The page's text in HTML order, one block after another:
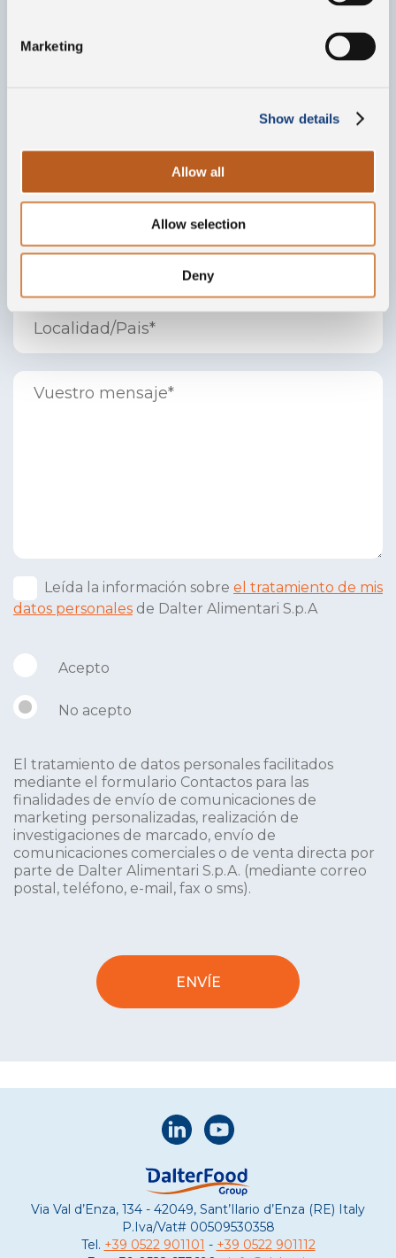
Marketing
Show details
Allow all
Allow selection
Deny
Leída la información sobre el tratamiento de mis
datos personales de Dalter Alimentari S.p.A
Acepto
No acepto
El tratamiento de datos personales facilitados
mediante el formulario Contactos para las
finalidades de envío de comunicaciones de
marketing personalizadas, realización de
investigaciones de marcado, envío de
comunicaciones comerciales o de venta directa por
parte de Dalter Alimentari S.p.A. (mediante correo
postal, teléfono, e-mail, fax o sms).
Via Val d’Enza, 134 - 42049, Sant’Ilario d’Enza (RE) Italy
P.Iva/Vat#00509530358
Tel. +39 0522 901101 - +39 0522 901112